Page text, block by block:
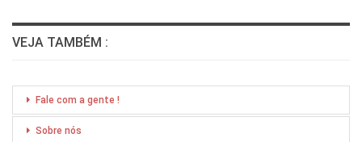
VEJA TAMBÉM :
Fale com a gente !
Sobre nós